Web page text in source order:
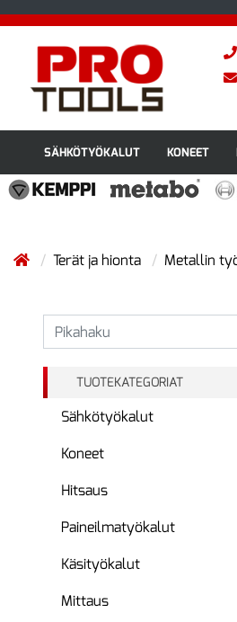
SÄHKÖTYÖKALUT KONEET
Terät ja hionta Metallin
TUOTEKATEGORIAT
Sähkötyökalut
Koneet
Hitsaus
Paineilmatyökalut
Käsityökalut
Mittaus